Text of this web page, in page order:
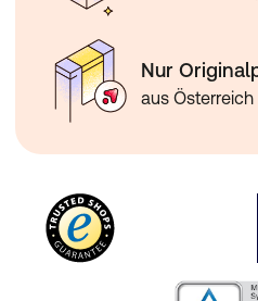
Nur
aus Österreich